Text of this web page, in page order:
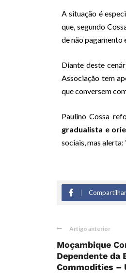
A situação é
que, segundo
de não pagamento
Diante deste
Associação tem
que conversem
Paulino Cossa
gradualista e
sociais, mas
Artigo anterior
Moçambique
Dependente da
Commodities –